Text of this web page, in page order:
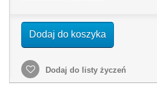
Dodaj do koszyka
Dodaj do listy życzeń